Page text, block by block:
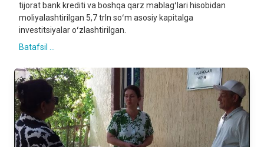
tijorat bank krediti va boshqa qarz mablagʻlari hisobidan
moliyalashtirilgan 5,7 trln soʻm asosiy kapitalga
investitsiyalar oʻzlashtirilgan.
Batafsil ...